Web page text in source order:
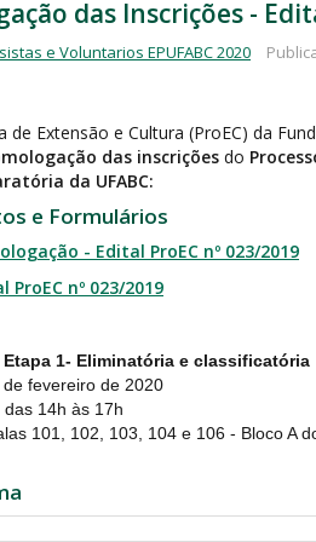
das Inscrições -
e Voluntarios EPUFABC 2020
de Extensão e Cultura (ProEC) da
das inscrições do
da UFABC:
e Formulários
- Edital ProEC nº 023/2019
ProEC nº 023/2019
Etapa 1- Eliminatória e classificatória
de fevereiro de 2020
14h às 17h
101, 102, 103, 104 e 106 - Bloco A